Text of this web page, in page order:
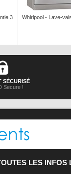
3
Whirlpool - Lave-
SÉCURISÉ
Secure !
LES INFOS